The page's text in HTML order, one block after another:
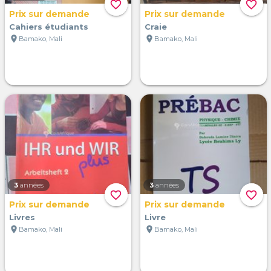
favorite_border
Prix sur demande
Cahiers étudiants
location_on Bamako, Mali
favorite_border
Prix sur demande
Craie
location_on Bamako, Mali
favorite_border
3 années
Prix sur demande
Livres
location_on Bamako, Mali
favorite_border
3 années
Prix sur demande
Livre
location_on Bamako, Mali